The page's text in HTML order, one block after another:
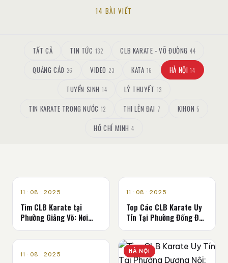
14 BÀI VIẾT
TẤT CẢ TIN TỨC 132 CLB KARATE - VÕ ĐƯỜNG 44
QUẢNG CÁO 26 VIDEO 23 KATA 16 HÀ NỘI 14
TUYỂN SINH 14 LÝ THUYẾT 13
TIN KARATE TRONG NƯỚC 12 THI LÊN ĐAI 7 KIHON 5
HỒ CHÍ MINH 4
HÀ NỘI
11 · 08 · 2025
Tìm CLB Karate tại
Phường Giảng Võ: Nơi
Tinh Thần
HÀ NỘI
11 · 08 · 2025
Top Các CLB Karate Uy
Tín Tại Phường Đống Đa,
HÀ NỘI
11 · 08 · 2025 HÀ NỘI